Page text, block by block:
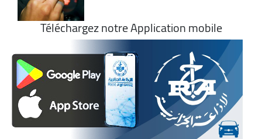
Téléchargez notre Application mobile